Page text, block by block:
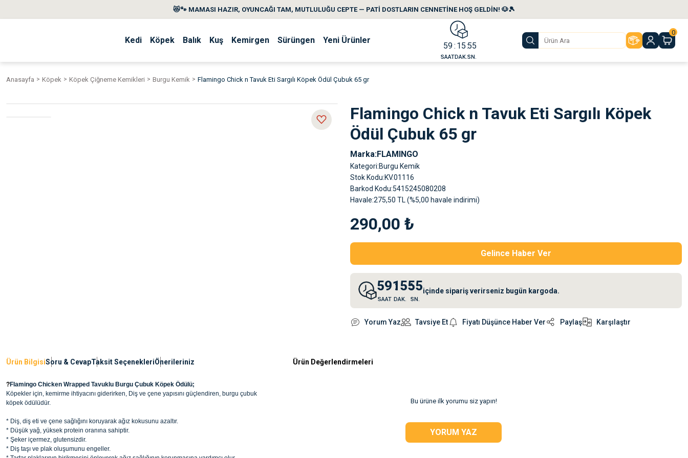
😻🐾 MAMASI HAZIR, OYUNCAĞI TAM, MUTLULUĞU CEPTE — PATİ DOSTLARIN CENNETİNE HOŞ GELDİN! 🐶🎾
Kedi Köpek Balık Kuş Kemirgen Sürüngen Yeni Ürünler
59
SAAT
15
DAK.
55
SN.
0
Anasayfa Köpek Köpek Çiğneme Kemikleri Burgu Kemik Flamingo Chick n Tavuk Eti Sargılı Köpek Ödül Çubuk 65 gr
Flamingo Chick n Tavuk Eti Sargılı Köpek
Ödül Çubuk 65 gr
Marka FLAMINGO
Kategori Burgu Kemik
Stok Kodu KV.01116
Barkod Kodu 5415245080208
Havale 275,50 TL (%5,00 havale indirimi)
290,00 ₺
Gelince Haber Ver
59
SAAT
15
DAK.
55
SN.
içinde sipariş verirseniz bugün kargoda.
Yorum Yaz Tavsiye Et Fiyatı Düşünce Haber Ver Paylaş Karşılaştır
Ürün BilgisiSoru & CevapTaksit SeçenekleriÖnerileriniz
?Flamingo Chicken Wrapped Tavuklu Burgu Çubuk Köpek Ödülü;
Köpekler için, kemirme ihtiyacını giderirken, Diş ve çene yapısını güçlendiren, burgu çubuk
köpek ödülüdür.
* Diş, diş eti ve çene sağlığını koruyarak ağız kokusunu azaltır.
* Düşük yağ, yüksek protein oranına sahiptir.
* Şeker içermez, glutensizdir.
* Diş taşı ve plak oluşumunu engeller.
Ürün Değerlendirmeleri
Bu ürüne ilk yorumu siz yapın!
YORUM YAZ